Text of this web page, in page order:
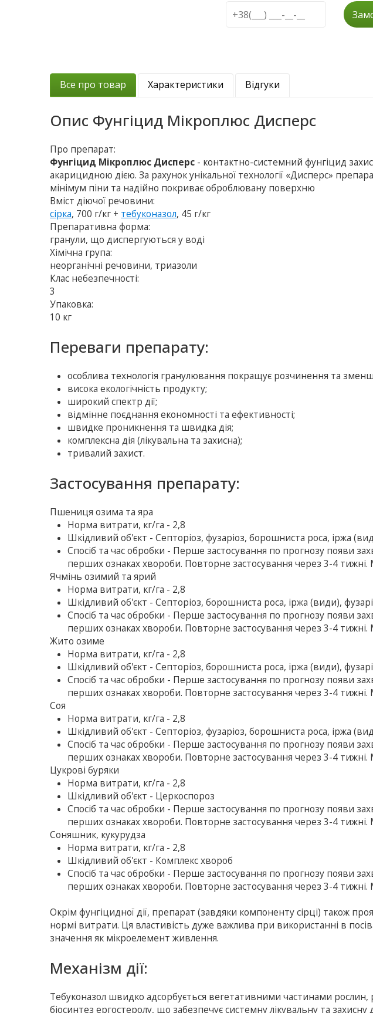
Все про товар Характеристики Відгуки
Опис Фунгіцид Мікроплюс Дисперс
Про препарат:
Фунгіцид Мікроплюс Дисперс - контактно-системний фунгіцид
акарицидною дією. За рахунок унікальної технології «Дисперс»
мінімум піни та надійно покриває оброблювану поверхню
Вміст діючої речовини:
сірка, 700 г/кг + тебуконазол, 45 г/кг
Препаративна форма:
гранули, що диспергуються у воді
Хімічна група:
неорганічні речовини, триазоли
Клас небезпечності:
3
Упаковка:
10 кг
Переваги препарату:
особлива технологія гранулювання покращує розчинення та
висока екологічність продукту;
широкий спектр дії;
відмінне поєднання економності та ефективності;
швидке проникнення та швидка дія;
комплексна дія (лікувальна та захисна);
тривалий захист.
Застосування препарату:
Пшениця озима та яра
Норма витрати, кг/га - 2,8
Шкідливий об'єкт - Септоріоз, фузаріоз, борошниста роса, іржа
Спосіб та час обробки - Перше застосування по прогнозу появи
перших ознаках хвороби. Повторне застосування через 3-4
Ячмінь озимий та ярий
Норма витрати, кг/га - 2,8
Шкідливий об'єкт - Септоріоз, борошниста роса, іржа (види),
Спосіб та час обробки - Перше застосування по прогнозу появи
перших ознаках хвороби. Повторне застосування через 3-4
Жито озиме
Норма витрати, кг/га - 2,8
Шкідливий об'єкт - Септоріоз, борошниста роса, іржа (види),
Спосіб та час обробки - Перше застосування по прогнозу появи
перших ознаках хвороби. Повторне застосування через 3-4
Соя
Норма витрати, кг/га - 2,8
Шкідливий об'єкт - Септоріоз, фузаріоз, борошниста роса, іржа
Спосіб та час обробки - Перше застосування по прогнозу появи
перших ознаках хвороби. Повторне застосування через 3-4
Цукрові буряки
Норма витрати, кг/га - 2,8
Шкідливий об'єкт - Церкоспороз
Спосіб та час обробки - Перше застосування по прогнозу появи
перших ознаках хвороби. Повторне застосування через 3-4
Соняшник, кукурудза
Норма витрати, кг/га - 2,8
Шкідливий об'єкт - Комплекс хвороб
Спосіб та час обробки - Перше застосування по прогнозу появи
перших ознаках хвороби. Повторне застосування через 3-4
Окрім фунгіцидної дії, препарат (завдяки компоненту сірці) також
нормі витрати. Ця властивість дуже важлива при використанні в
значення як мікроелемент живлення.
Механізм дії:
Тебуконазол швидко адсорбується вегетативними частинами рослин,
біосинтез ергостеролу, що забезпечує системну лікувальну та